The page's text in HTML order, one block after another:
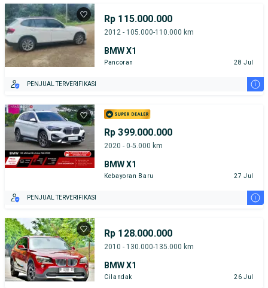
Rp 115.000.000
2012 - 105.000-110.000 km
BMW X1
Pancoran 28 Jul
PENJUAL TERVERIFIKASI i
Rp 399.000.000
2020 - 0-5.000 km
BMW X1
Kebayoran Baru 27 Jul
PENJUAL TERVERIFIKASI i
Rp 128.000.000
2010 - 130.000-135.000 km
BMW X1
Cilandak 26 Jul